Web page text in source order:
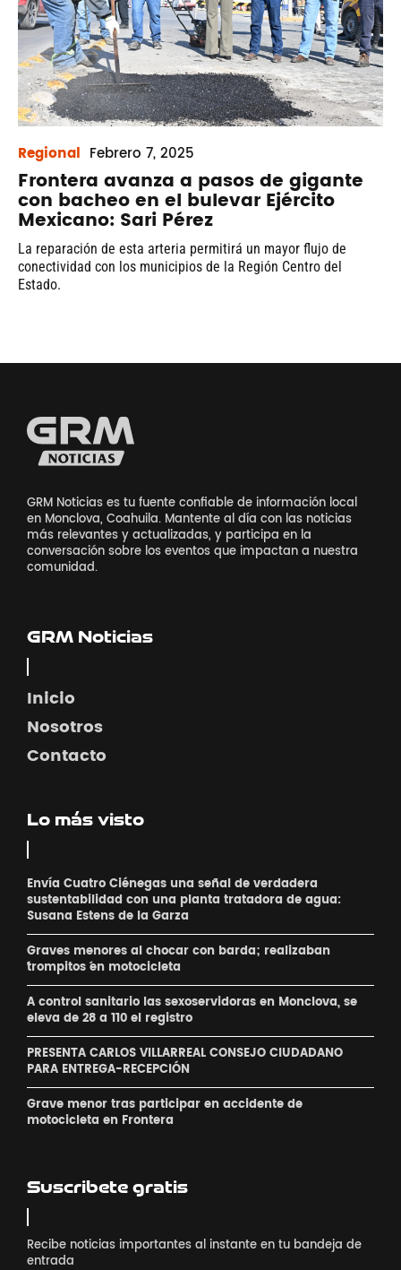
Regional Febrero 7, 2025
Frontera avanza a pasos de gigante
con bacheo en el bulevar Ejército
Mexicano: Sari Pérez
La reparación de esta arteria permitirá un mayor flujo de
conectividad con los municipios de la Región Centro del
Estado.
GRM Noticias es tu fuente confiable de información local
en Monclova, Coahuila. Mantente al día con las noticias
más relevantes y actualizadas, y participa en la
conversación sobre los eventos que impactan a nuestra
comunidad.
GRM Noticias
Inicio
Nosotros
Contacto
Lo más visto
Envía Cuatro Ciénegas una señal de verdadera
sustentabilidad con una planta tratadora de agua:
Susana Estens de la Garza
Graves menores al chocar con barda; realizaban
´trompitos ´en motocicleta
A control sanitario las sexoservidoras en Monclova, se
eleva de 28 a 110 el registro
PRESENTA CARLOS VILLARREAL CONSEJO CIUDADANO
PARA ENTREGA-RECEPCIÓN
Grave menor tras participar en accidente de
motocicleta en Frontera
Suscribete gratis
Recibe noticias importantes al instante en tu bandeja de
entrada